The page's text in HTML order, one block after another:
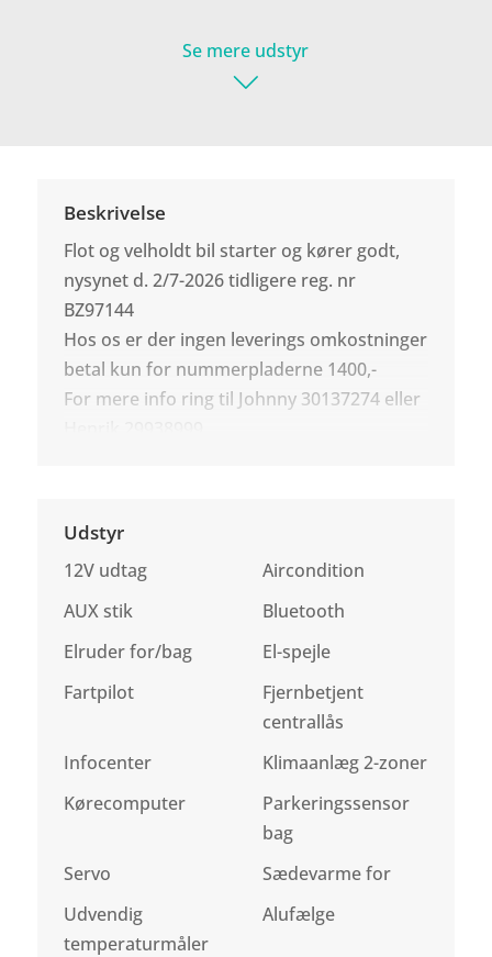
Se mere udstyr
Beskrivelse
Flot og velholdt bil starter og kører godt,
nysynet d. 2/7-2026 tidligere reg. nr
BZ97144
Hos os er der ingen leverings omkostninger
betal kun for nummerpladerne 1400,-
For mere info ring til Johnny 30137274 eller
Udstyr
12V udtag
Aircondition
AUX stik
Bluetooth
Elruder for/bag
El-spejle
Fartpilot
Fjernbetjent
centrallås
Infocenter
Klimaanlæg 2-zoner
Kørecomputer
Parkeringssensor
bag
Servo
Sædevarme for
Udvendig
temperaturmåler
Alufælge